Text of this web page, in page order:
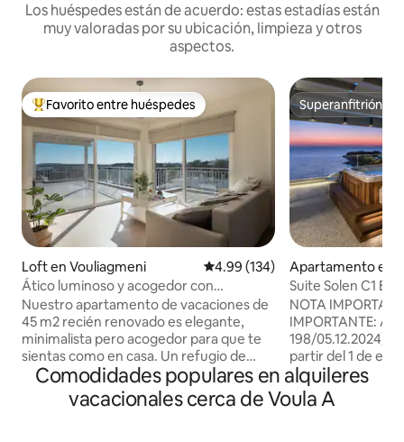
Los huéspedes están de acuerdo: estas estadías están
muy valoradas por su ubicación, limpieza y otros
aspectos.
Favorito entre huéspedes preferido
Favorito entre huéspedes
Loft en Vouliagmeni Calificación promedio: 4.99 de
4.99 (134)
Ático luminoso y acogedor con
impresionantes vistas al mar
Nuestro apartamento de vacaciones de
45 m2 recién renovado es elegante,
minimalista pero acogedor para que te
sientas como en casa. Un refugio de
blanco y gris pálido, el apartamento está
lleno de luz natural durante todo el día.
Nuestra terraza privada de 100 m2 te
Superanfitrión
Superanfitrión
Apartamento en
Suite Solen C1
NOTA
IMPORTANTE:
198/05.12.2024)
partir del 1 de
propiedades para
sujetas al
Crisis Climática.
Comodidades populares en alquileres
vacacionales cerca de Voula A